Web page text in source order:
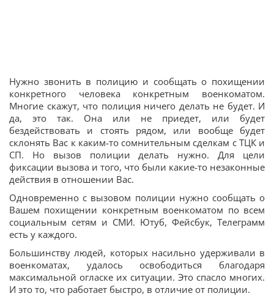
Нужно звонить в полицию и сообщать о похищении
конкретного человека конкретным военкоматом.
Многие скажут, что полиция ничего делать не будет. И
да, это так. Она или не приедет, или будет
бездействовать и стоять рядом, или вообще будет
склонять Вас к каким-то сомнительным сделкам с ТЦК и
СП. Но вызов полиции делать нужно. Для цели
фиксации вызова и того, что были какие-то незаконные
действия в отношении Вас.
Одновременно с вызовом полиции нужно сообщать о
Вашем похищении конкретным военкоматом по всем
социальным сетям и СМИ. Ютуб, Фейсбук, Телеграмм
есть у каждого.
Большинству людей, которых насильно удерживали в
военкоматах, удалось освободиться благодаря
максимальной огласке их ситуации. Это спасло многих.
И это то, что работает быстро, в отличие от полиции.